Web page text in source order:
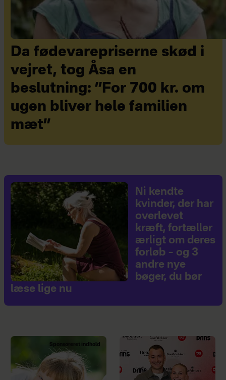
Da fødevarepriserne skød i
vejret, tog Åsa en
beslutning: ”For 700 kr. om
ugen bliver hele familien
mæt”
Ni kendte
kvinder, der har
overlevet
kræft, fortæller
ærligt om deres
forløb – og 3
andre nye
bøger, du bør
læse lige nu
Sponsoreret indhold